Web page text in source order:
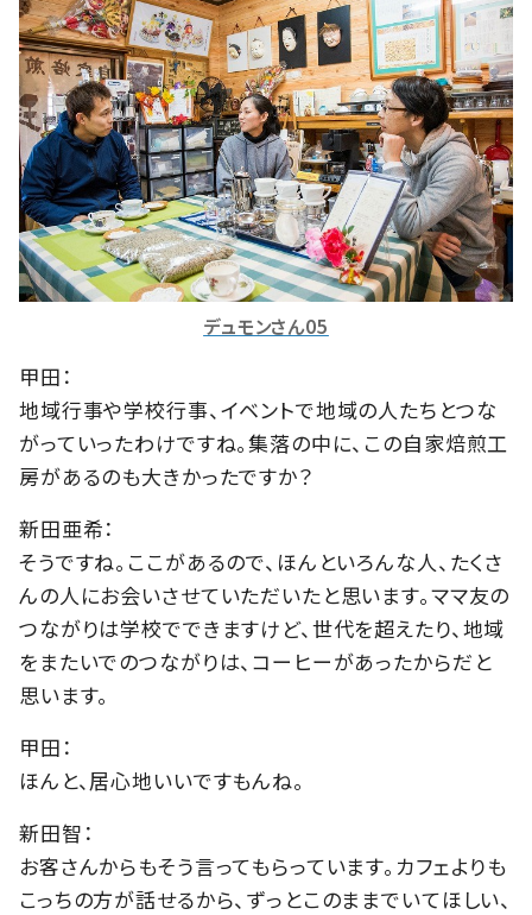
デュモンさん05
甲田：
地域行事や学校行事、イベントで地域の人たちとつな
がっていったわけですね。集落の中に、この自家焙煎工
房があるのも大きかったですか？
新田亜希：
そうですね。ここがあるので、ほんといろんな人、たくさ
んの人にお会いさせていただいたと思います。ママ友の
つながりは学校でできますけど、世代を超えたり、地域
をまたいでのつながりは、コーヒーがあったからだと
思います。
甲田：
ほんと、居心地いいですもんね。
新田智：
お客さんからもそう言ってもらっています。カフェよりも
こっちの方が話せるから、ずっとこのままでいてほしい、